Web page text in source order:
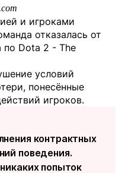
и игроками
отказалась от
по Dota 2 - The
условий
понесённые
игроков.
контрактных
поведения.
попыток